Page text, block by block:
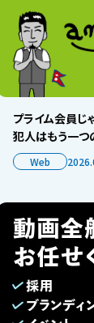
プライム会員じ
犯人はもう一
Web